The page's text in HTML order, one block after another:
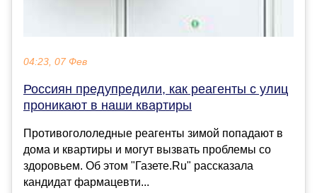
04:23, 07 Фев
Россиян предупредили, как реагенты с улиц
проникают в наши квартиры
Противогололедные реагенты зимой попадают в
дома и квартиры и могут вызвать проблемы со
здоровьем. Об этом "Газете.Ru" рассказала
кандидат фармацевти...